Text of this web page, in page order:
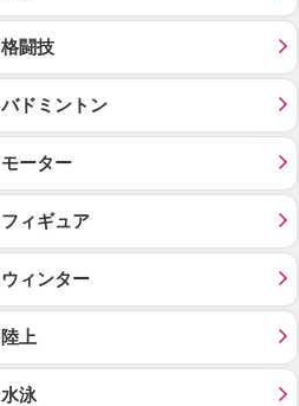
格闘技
バドミントン
モーター
フィギュア
ウィンター
陸上
水泳